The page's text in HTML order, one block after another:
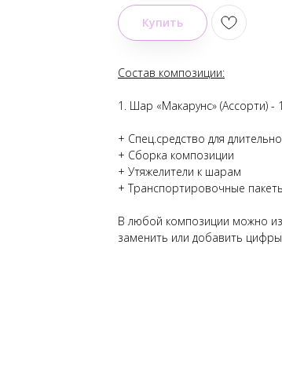
Купить
Состав композиции:
1. Шар «Макарунс» (Ассорти) -
+ Спец.средство для
+ Сборка композиции
+ Утяжелители к шарам
+ Транспортировочные
В любой композиции можно
заменить или добавить